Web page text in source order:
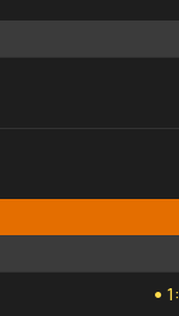
●
1
1: